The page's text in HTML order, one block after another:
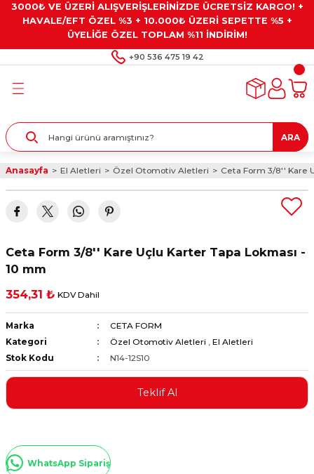
3000₺ VE ÜZERİ ALIŞVERİŞLERİNİZDE ÜCRETSİZ KARGO! +
HAVALE/EFT ÖZEL %3 + 10.000₺ ÜZERİ SEPETTE %5 +
ÜYELİĞE ÖZEL TOPLAM %11 İNDİRİM!
+90 536 475 19 42
Geri Dön
Geri Dön
Geri Dön
Gresler
Geri Dön
Alet Setleri
ve Multimetreler
ve Penseler
Geri Dön
Taşları ve
ARA
Anasayfa El Aletleri Özel Otomotiv Aletleri Ceta Form 3/8'' Kare
Ceta Form 3/8'' Kare Uçlu Karter Tapa Lokması -
10 mm
354,31 ₺ KDV Dahil
Marka
CETA FORM
Kategori
Özel Otomotiv Aletleri , El Aletleri
Stok Kodu
N14-12S10
Teklif Al
WhatsApp Sipariş